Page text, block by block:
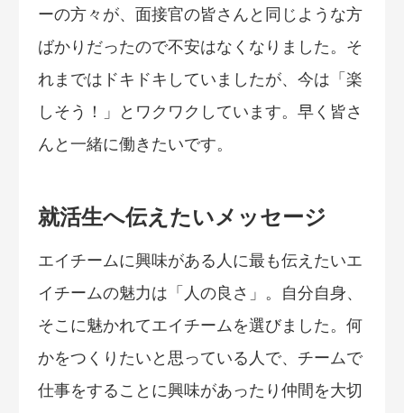
ーの方々が、面接官の皆さんと同じような方
ばかりだったので不安はなくなりました。そ
れまではドキドキしていましたが、今は「楽
しそう！」とワクワクしています。早く皆さ
んと一緒に働きたいです。
就活生へ伝えたいメッセージ
エイチームに興味がある人に最も伝えたいエ
イチームの魅力は「人の良さ」。自分自身、
そこに魅かれてエイチームを選びました。何
かをつくりたいと思っている人で、チームで
仕事をすることに興味があったり仲間を大切